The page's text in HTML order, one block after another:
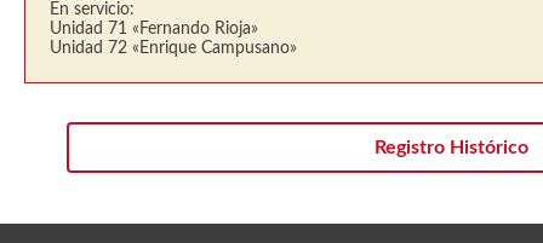
En servicio:
Unidad 71 «Fernando Rioja»
Unidad 72 «Enrique Campusano»
Registro Histórico